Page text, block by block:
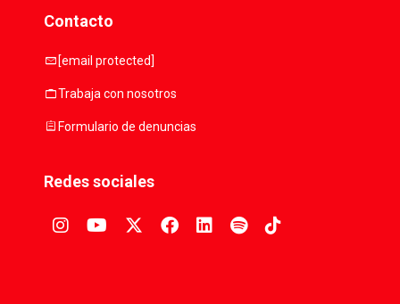
Contacto
mail [email protected]
workTrabaja con nosotros
assignmentFormulario de denuncias
Redes sociales